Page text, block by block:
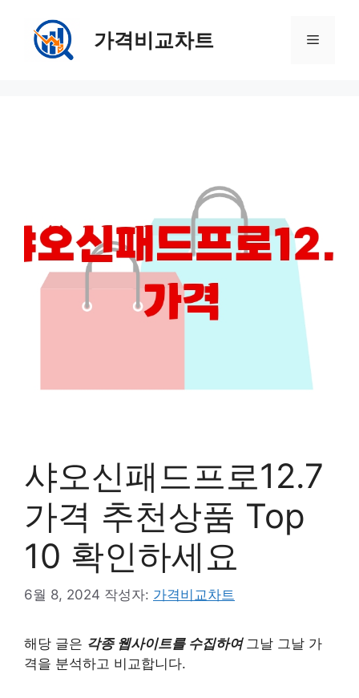
가격비교차트 메
샤오신패드프로12.7
가격 추천상품 Top
10 확인하세요
6월 8, 2024 작성자: 가격비교차트
해당 글은 각종 웹사이트를 수집하여 그날 그날 가
격을 분석하고 비교합니다.